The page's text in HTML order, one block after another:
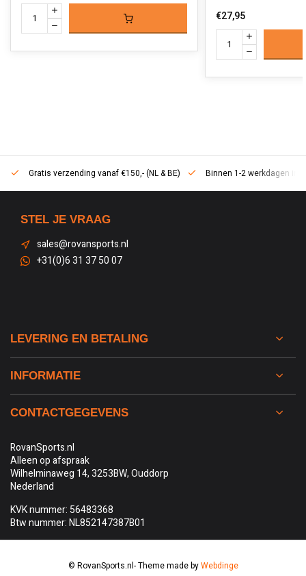
€27,95
Gratis verzending vanaf €150,- (NL & BE) Binnen 1-2 werkdagen in
STEL JE VRAAG
sales@rovansports.nl
+31(0)6 31 37 50 07
LEVERING EN BETALING
INFORMATIE
CONTACTGEGEVENS
RovanSports.nl
Alleen op afspraak
Wilhelminaweg 14, 3253BW, Ouddorp
Nederland
KVK nummer: 56483368
Btw nummer: NL852147387B01
© RovanSports.nl- Theme made byWebdinge